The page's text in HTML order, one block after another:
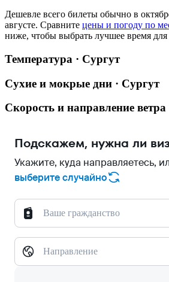
Дешевле всего билеты обычно в
августе. Сравните цены и погоду по
ниже, чтобы выбрать лучшее время для
Температура · Сургут
Сухие и мокрые дни · Сургут
Скорость и направление ветра
Подскажем, нужна ли
Укажите, куда направляетесь,
выберите случайно
Ваше гражданство
Направление